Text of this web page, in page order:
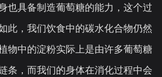
也具备制造葡萄糖的能力，这个过
此，我们饮食中的碳水化合物仍然
物中的淀粉实际上是由许多葡萄糖
条，而我们的身体在消化过程中会